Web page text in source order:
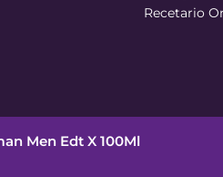
Men Edt X 100Ml
Recetario